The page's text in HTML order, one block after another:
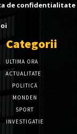
de confidentialitate
Categorii
ULTIMA ORA
ACTUALITATE
POLITICĂ
MONDEN
SPORT
INVESTIGATIE